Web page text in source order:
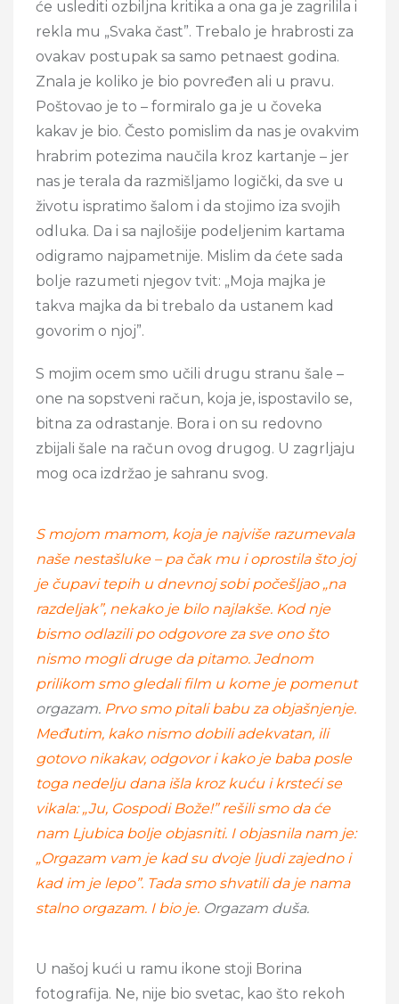
će uslediti ozbiljna kritika a ona ga je zagrilila i
rekla mu „Svaka čast”. Trebalo je hrabrosti za
ovakav postupak sa samo petnaest godina.
Znala je koliko je bio povređen ali u pravu.
Poštovao je to – formiralo ga je u čoveka
kakav je bio. Često pomislim da nas je ovakvim
hrabrim potezima naučila kroz kartanje – jer
nas je terala da razmišljamo logički, da sve u
životu ispratimo šalom i da stojimo iza svojih
odluka. Da i sa najlošije podeljenim kartama
odigramo najpametnije. Mislim da ćete sada
bolje razumeti njegov tvit: „Moja majka je
takva majka da bi trebalo da ustanem kad
govorim o njoj”.
S mojim ocem smo učili drugu stranu šale –
one na sopstveni račun, koja je, ispostavilo se,
bitna za odrastanje. Bora i on su redovno
zbijali šale na račun ovog drugog. U zagrljaju
mog oca izdržao je sahranu svog.
S mojom mamom, koja je najviše razumevala
naše nestašluke – pa čak mu i oprostila što joj
je čupavi tepih u dnevnoj sobi počešljao „na
razdeljak”, nekako je bilo najlakše. Kod nje
bismo odlazili po odgovore za sve ono što
nismo mogli druge da pitamo. Jednom
prilikom smo gledali film u kome je pomenut
orgazam. Prvo smo pitali babu za objašnjenje.
Međutim, kako nismo dobili adekvatan, ili
gotovo nikakav, odgovor i kako je baba posle
toga nedelju dana išla kroz kuću i krsteći se
vikala: „Ju, Gospodi Bože!” rešili smo da će
nam Ljubica bolje objasniti. I objasnila nam je:
„Orgazam vam je kad su dvoje ljudi zajedno i
kad im je lepo”. Tada smo shvatili da je nama
stalno orgazam. I bio je. Orgazam duša.
U našoj kući u ramu ikone stoji Borina
fotografija. Ne, nije bio svetac, kao što rekoh